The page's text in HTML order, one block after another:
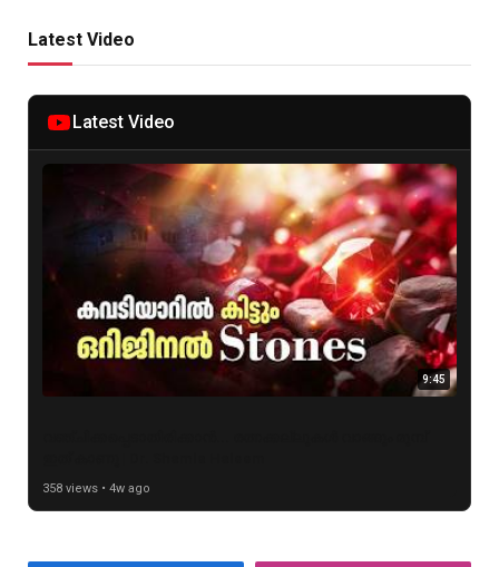
Latest Video
Latest Video
9:45
358 views • 4w ago